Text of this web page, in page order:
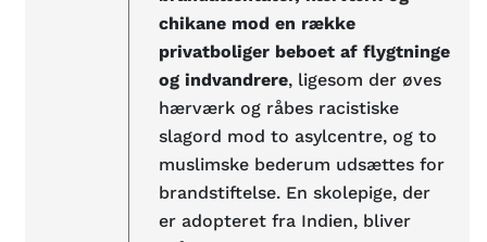
chikane mod en række
privatboliger beboet af flygtninge
og indvandrere, ligesom der øves
hærværk og råbes racistiske
slagord mod to asylcentre, og to
muslimske bederum udsættes for
brandstiftelse. En skolepige, der
er adopteret fra Indien, bliver